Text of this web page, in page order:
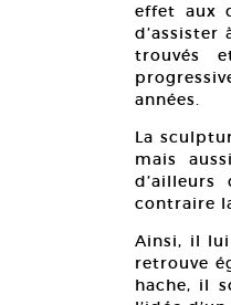
effet aux
trouvés
années.
La
mais
contraire
Ainsi, il lui
retrouve
hache, il